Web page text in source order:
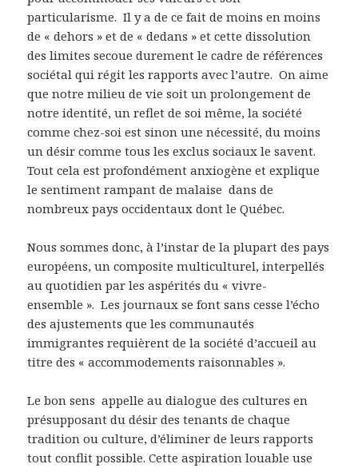
particularisme. Il y a de ce fait de moins en moins
de « dehors » et de « dedans » et cette dissolution
des limites secoue durement le cadre de références
sociétal qui régit les rapports avec l’autre. On aime
que notre milieu de vie soit un prolongement de
notre identité, un reflet de soi même, la société
comme chez-soi est sinon une nécessité, du moins
un désir comme tous les exclus sociaux le savent.
Tout cela est profondément anxiogène et explique
le sentiment rampant de malaise dans de
nombreux pays occidentaux dont le Québec.
Nous sommes donc, à l’instar de la plupart des pays
européens, un composite multiculturel, interpellés
au quotidien par les aspérités du « vivre-
ensemble ». Les journaux se font sans cesse l’écho
des ajustements que les communautés
immigrantes requièrent de la société d’accueil au
titre des « accommodements raisonnables ».
Le bon sens appelle au dialogue des cultures en
présupposant du désir des tenants de chaque
tradition ou culture, d’éliminer de leurs rapports
tout conflit possible. Cette aspiration louable use